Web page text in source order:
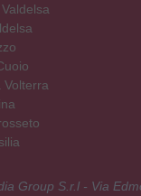
Volterra
Group S.r.l - Via